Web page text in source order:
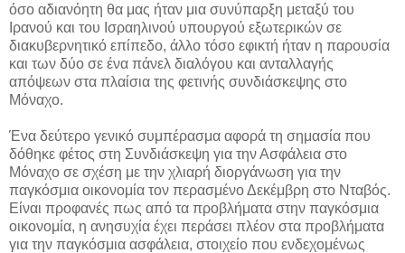
όσο αδιανόητη θα μας ήταν μια συνύπαρξη μεταξύ του
Ιρανού και του Ισραηλινού υπουργού εξωτερικών σε
διακυβερνητικό επίπεδο, άλλο τόσο εφικτή ήταν η παρουσία
και των δύο σε ένα πάνελ διαλόγου και ανταλλαγής
απόψεων στα πλαίσια της φετινής συνδιάσκεψης στο
Μόναχο.
Ένα δεύτερο γενικό συμπέρασμα αφορά τη σημασία που
δόθηκε φέτος στη Συνδιάσκεψη για την Ασφάλεια στο
Μόναχο σε σχέση με την χλιαρή διοργάνωση για την
παγκόσμια οικονομία τον περασμένο Δεκέμβρη στο Νταβός.
Είναι προφανές πως από τα προβλήματα στην παγκόσμια
οικονομία, η ανησυχία έχει περάσει πλέον στα προβλήματα
για την παγκόσμια ασφάλεια, στοιχείο που ενδεχομένως